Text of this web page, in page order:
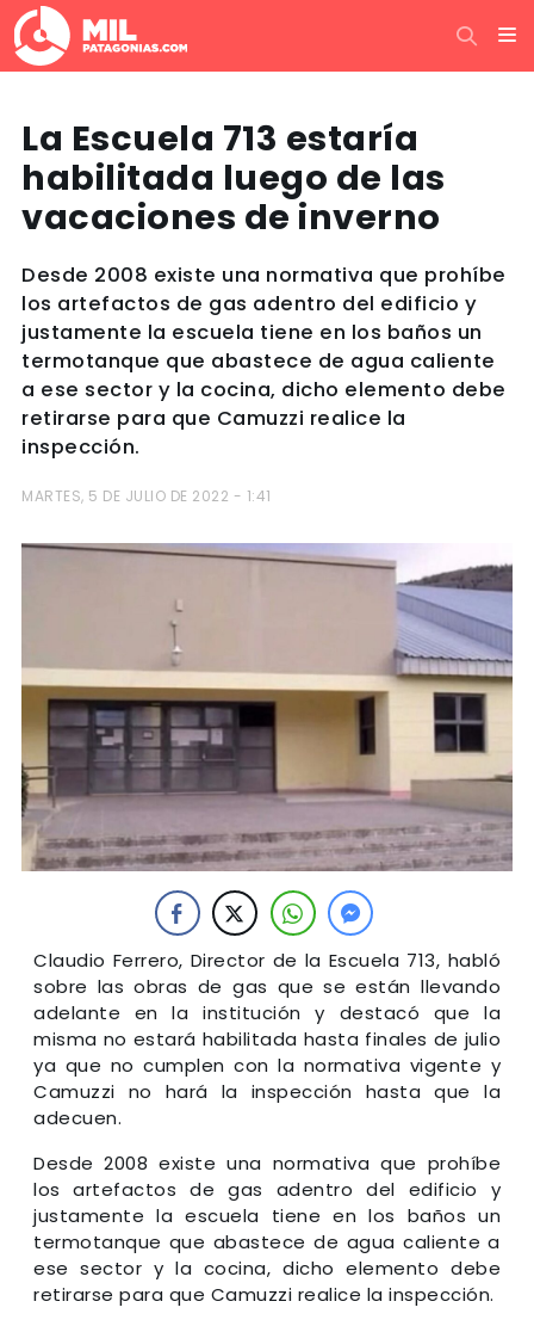
La Escuela 713 estaría
habilitada luego de las
vacaciones de inverno
Desde 2008 existe una normativa que prohíbe
los artefactos de gas adentro del edificio y
justamente la escuela tiene en los baños un
termotanque que abastece de agua caliente
a ese sector y la cocina, dicho elemento debe
retirarse para que Camuzzi realice la
inspección.
MARTES, 5 DE JULIO DE 2022 - 1:41
Claudio Ferrero, Director de la Escuela 713, habló
sobre las obras de gas que se están llevando
adelante en la institución y destacó que la
misma no estará habilitada hasta finales de julio
ya que no cumplen con la normativa vigente y
Camuzzi no hará la inspección hasta que la
adecuen.
Desde 2008 existe una normativa que prohíbe
los artefactos de gas adentro del edificio y
justamente la escuela tiene en los baños un
termotanque que abastece de agua caliente a
ese sector y la cocina, dicho elemento debe
retirarse para que Camuzzi realice la inspección.